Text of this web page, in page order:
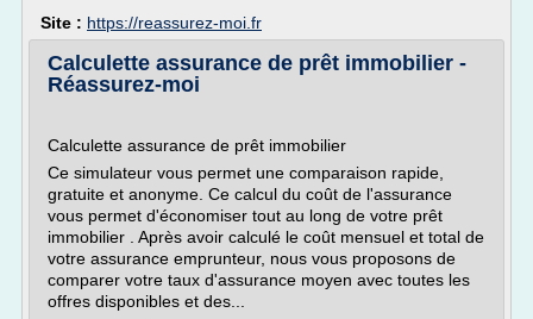
Site : https://reassurez-moi.fr
Calculette assurance de prêt immobilier -
Réassurez-moi
Calculette assurance de prêt immobilier
Ce simulateur vous permet une comparaison rapide,
gratuite et anonyme. Ce calcul du coût de l'assurance
vous permet d'économiser tout au long de votre prêt
immobilier . Après avoir calculé le coût mensuel et total de
votre assurance emprunteur, nous vous proposons de
comparer votre taux d'assurance moyen avec toutes les
offres disponibles et des...